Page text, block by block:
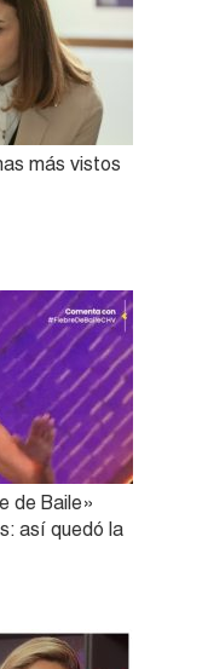
más vistos
de Baile»
así quedó la